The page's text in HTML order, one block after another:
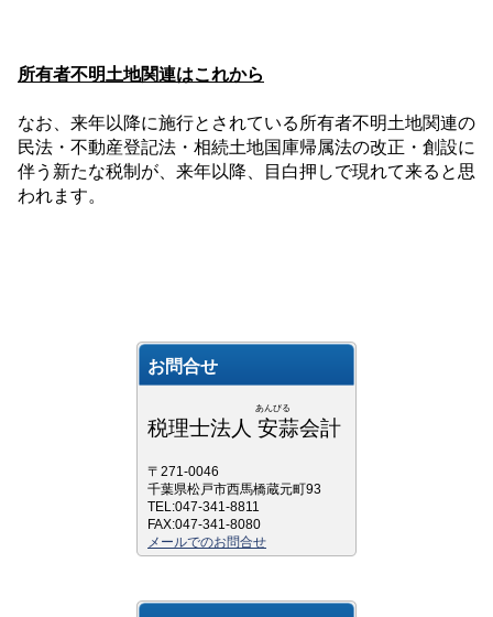
所有者不明土地関連はこれから
なお、来年以降に施行とされている所有者不明土地関連の
民法・不動産登記法・相続土地国庫帰属法の改正・創設に
伴う新たな税制が、来年以降、目白押しで現れて来ると思
われます。
お問合せ
あんびる
税理士法人 安蒜会計
〒271-0046
千葉県松戸市西馬橋蔵元町93
TEL:047-341-8811
FAX:047-341-8080
メールでのお問合せ